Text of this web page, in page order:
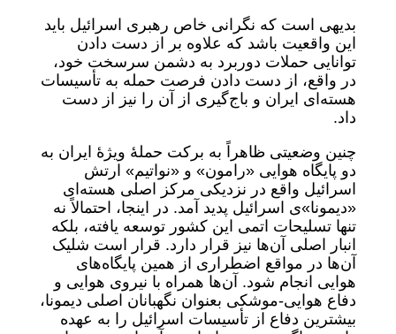
بدیهی است که نگرانی خاص رهبری اسرائیل باید
این واقعیت باشد که علاوه بر از دست دادن
توانایی حملات دوربرد به دشمن سرسخت خود،
در واقع، از دست دادن فرصت حمله به تأسیسات
هسته‌ای ایران و باج‌گیری از آن را نیز از دست
داد.
چنین وضعیتی ظاهراً به برکت حملۀ ویژۀ ایران به
دو پایگاه هوایی «رامون» و «نواتیم» ارتش
اسرائیل واقع در نزدیکی مرکز اصلی ‌هسته‌ای
«دیمونا»ی اسرائیل پدید آمد. در اینجا، احتمالاً نه
تنها تسلیحات اتمی این کشور توسعه یافته، بلکه
انبار اصلی آن‌ها نیز قرار دارد. قرار است شلیک
آن‌ها در مواقع اضطراری از همین پایگاه‌های
هوایی انجام شود. آن‌ها همراه با نیروی هوایی و
دفاع هوایی-موشکی بعنوان نگهبانان اصلی دیمونا،
بیشترین دفاع از تأسیسات اسرائیل را به عهده